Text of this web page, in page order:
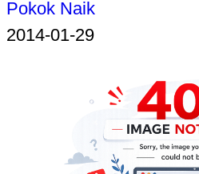
Pokok Naik
2014-01-29